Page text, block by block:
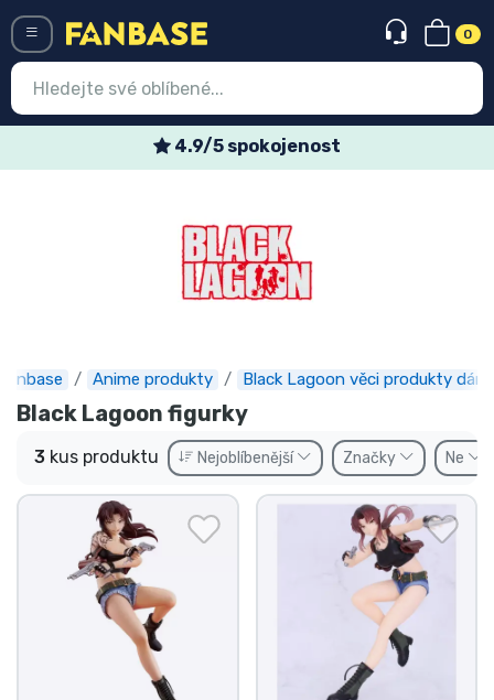
0
4.9/5 spokojenost
Anime produkty Black Lagoon věci produkty
Black Lagoon figurky
3 kus produktu Nejoblíbenější Značky Ne
Nejnovější věci
Speciální nabídky
Předobjednat
Outlet produkty
Doprava a platba
Seriálové věci
Filmové věci
Úžasné věci